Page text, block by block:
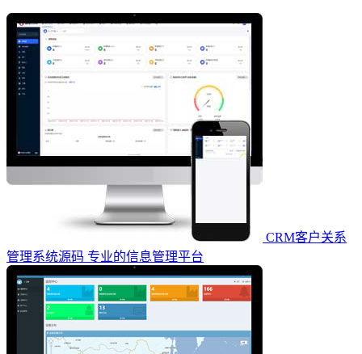
CRM客户关系
管理系统源码 专业的信息管理平台